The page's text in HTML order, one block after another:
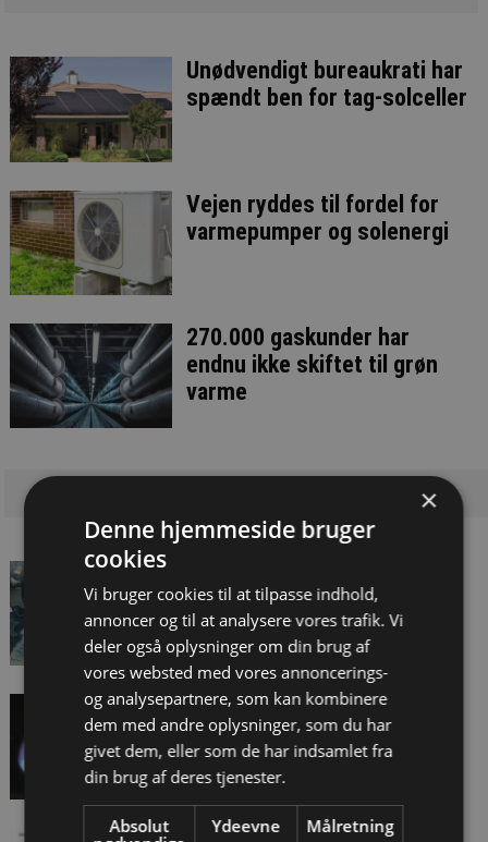
Unødvendigt bureaukrati har
spændt ben for tag-solceller
Vejen ryddes til fordel for
varmepumper og solenergi
270.000 gaskunder har
endnu ikke skiftet til grøn
varme
respekt for skattefrie
godtgørelser
Regeringens grønne
gasambition indfries ikke
×
Denne hjemmeside bruger
cookies
Vi bruger cookies til at tilpasse indhold,
annoncer og til at analysere vores trafik. Vi
deler også oplysninger om din brug af
vores websted med vores annoncerings-
og analysepartnere, som kan kombinere
dem med andre oplysninger, som du har
givet dem, eller som de har indsamlet fra
din brug af deres tjenester.
Absolut
Ydeevne Målretning